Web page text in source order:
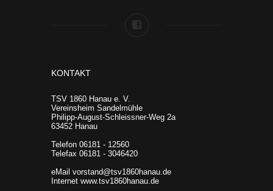
KONTAKT
TSV 1860 Hanau e. V.
Vereinsheim Sandelmühle
Philipp-August-Schleissner-Weg 2a
63452 Hanau
Telefon 06181 - 12560
Telefax 06181 - 3046420
eMail vorstand@tsv1860hanau.de
Internet www.tsv1860hanau.de